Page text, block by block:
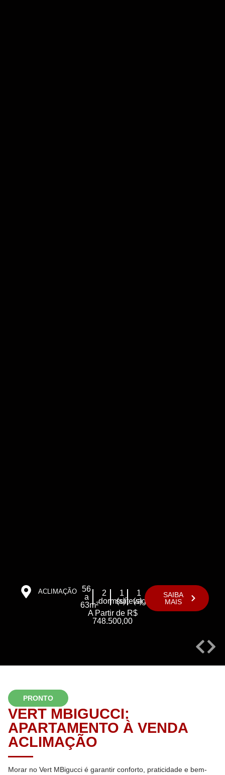
ACLIMAÇÃO
56
a
63m²
2
dorm(s)
1
suíte(s)
1
vaga(s)
A Partir de R$
748.500,00
SAIBA
MAIS
PRONTO
VERT MBIGUCCI:
APARTAMENTO À VENDA
ACLIMAÇÃO
Morar no Vert MBigucci é garantir conforto, praticidade e bem-